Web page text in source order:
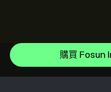
購買 Fosun
Microsoft
Apple
如何存款
如何提款
開設帳戶
CopyTrading 如何運作
負責任的交易
為什麼選擇 eToro